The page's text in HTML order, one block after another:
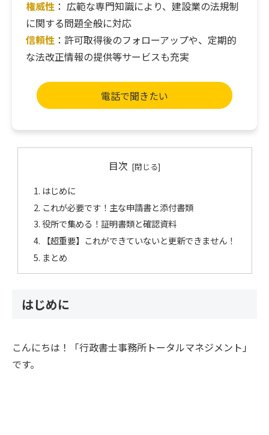
権威性： 広範な専門知識により、建設業の法規制
に関する問題全般に対応
信頼性：許可取得後のフォローアップや、定期的
な法改正情報の提供等サービスも充実
電話で聞きたい
目次
はじめに
これが必要です！主な申請書と添付書類
役所で集める！証明書類と確認資料
【超重要】これができていないと更新できません！
まとめ
はじめに
こんにちは！「行政書士事務所トータルマネジメント」
です。